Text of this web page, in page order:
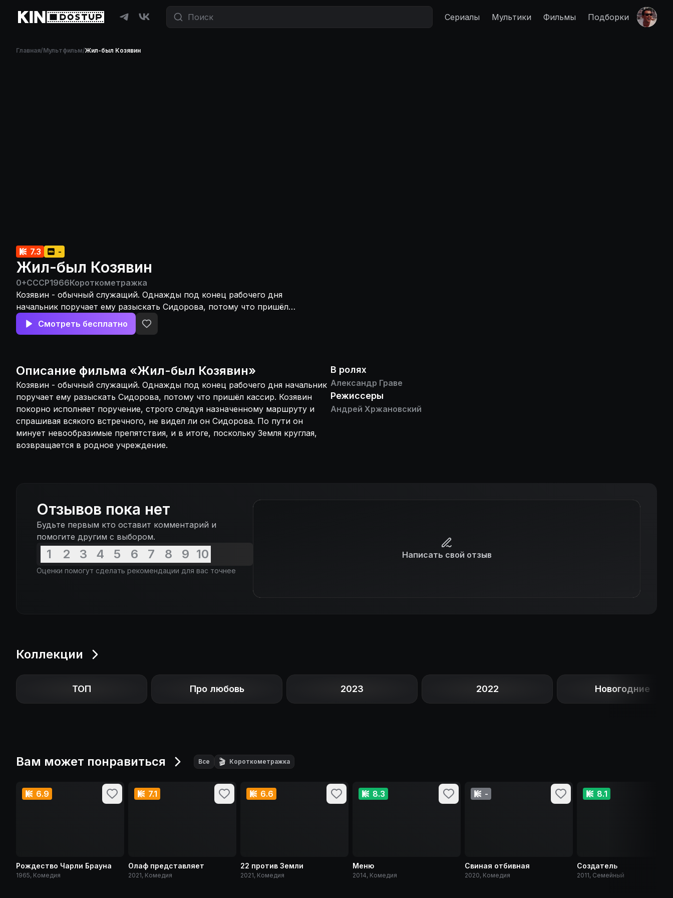
Сериалы Мультики Фильмы Подборки
Главная/Мультфильм/Жил-был Козявин
7.3 -
Жил-был Козявин
0+СССР1966Короткометражка
Козявин - обычный служащий. Однажды под конец рабочего дня
начальник поручает ему разыскать Сидорова, потому что пришёл
кассир. Козявин покорно исполняет поручение, строго следуя
назначенному маршруту и спрашивая всякого встречного, не видел
учреждение.
Смотреть бесплатно
Описание фильма «Жил-был Козявин»
Козявин - обычный служащий. Однажды под конец рабочего дня начальник
поручает ему разыскать Сидорова, потому что пришёл кассир. Козявин
покорно исполняет поручение, строго следуя назначенному маршруту и
спрашивая всякого встречного, не видел ли он Сидорова. По пути он
минует невообразимые препятствия, и в итоге, поскольку Земля круглая,
возвращается в родное учреждение.
В ролях
Александр Граве
Режиссеры
Андрей Хржановский
Отзывов пока нет
Будьте первым кто оставит комментарий и
помогите другим с выбором.
1 2 3 4 5 6 7 8 9 10
Оценки помогут сделать рекомендации для вас точнее
Написать свой отзыв
Коллекции
ТОП Про любовь 2023 2022 Новогодние
Вам может понравиться Все 🎬 Короткометражка
6.9
Рождество Чарли Брауна
1965, Комедия
7.1
Олаф представляет
2021, Комедия
6.6
22 против Земли
2021, Комедия
8.3
Меню
2014, Комедия
-
Свиная отбивная
2020, Комедия
8.1
Создатель
2011, Семейный